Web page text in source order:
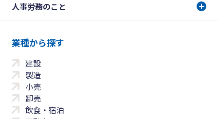
人事労務のこと
業種から探す
建設
製造
小売
卸売
飲食・宿泊